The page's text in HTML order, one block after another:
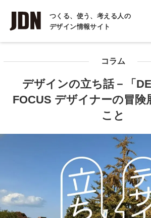
つくる、使う、考える人の
デザイン情報サイト
INTERVIEW
インタビュー
COLUMN
コラム
デザインの立ち話－「
FOCUS デザイナーの冒険
こと